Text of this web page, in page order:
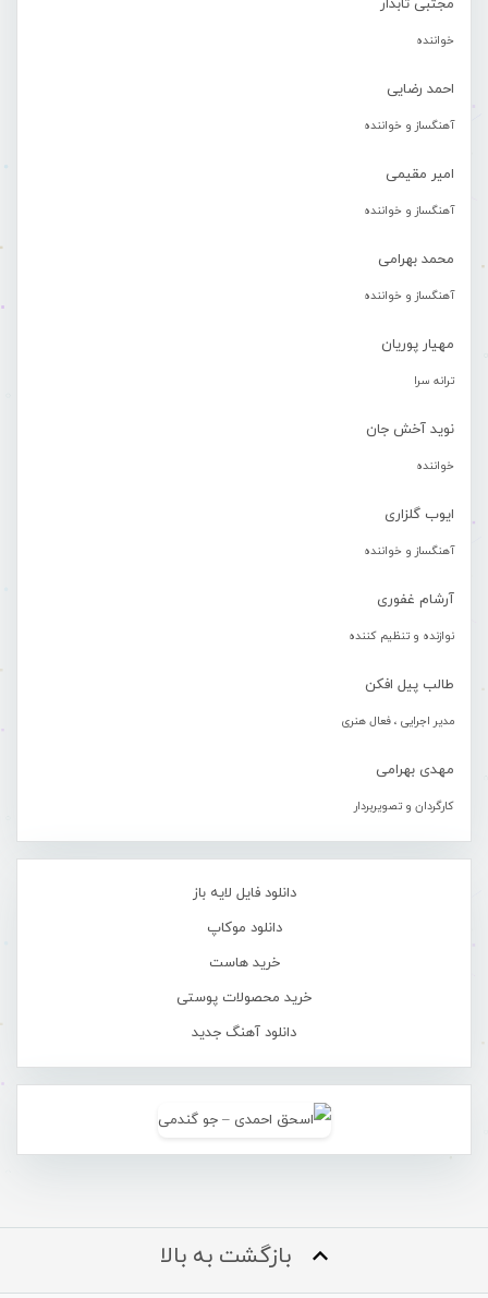
مجتبی تابدار
خواننده
احمد رضایی
آهنگساز و خواننده
امیر مقیمی
آهنگساز و خواننده
محمد بهرامی
آهنگساز و خواننده
مهیار پوریان
ترانه سرا
نوید آخش جان
خواننده
ایوب گلزاری
آهنگساز و خواننده
آرشام غفوری
نوازنده و تنظیم کننده
طالب پیل افکن
مدیر اجرایی ، فعال هنری
مهدی بهرامی
کارگردان و تصویربردار
دانلود فایل لایه باز
دانلود موکاپ
خرید هاست
خرید محصولات پوستی
دانلود آهنگ جدید
بازگشت به بالا